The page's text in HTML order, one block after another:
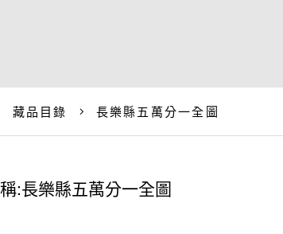
藏品目錄 長樂縣五萬分一全圖
:長樂縣五萬分一全圖